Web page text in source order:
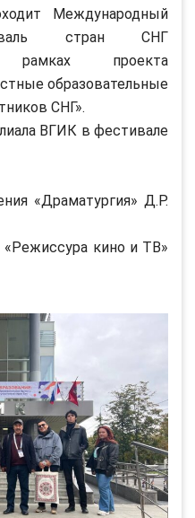
Международный
стран СНГ
проекта
образовательные
СНГ».
ВГИК в фестивале
«Драматургия» Д.Р.
кино и ТВ»